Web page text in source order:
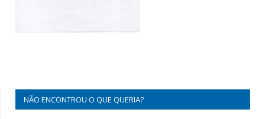
NÃO ENCONTROU O QUE QUERIA?